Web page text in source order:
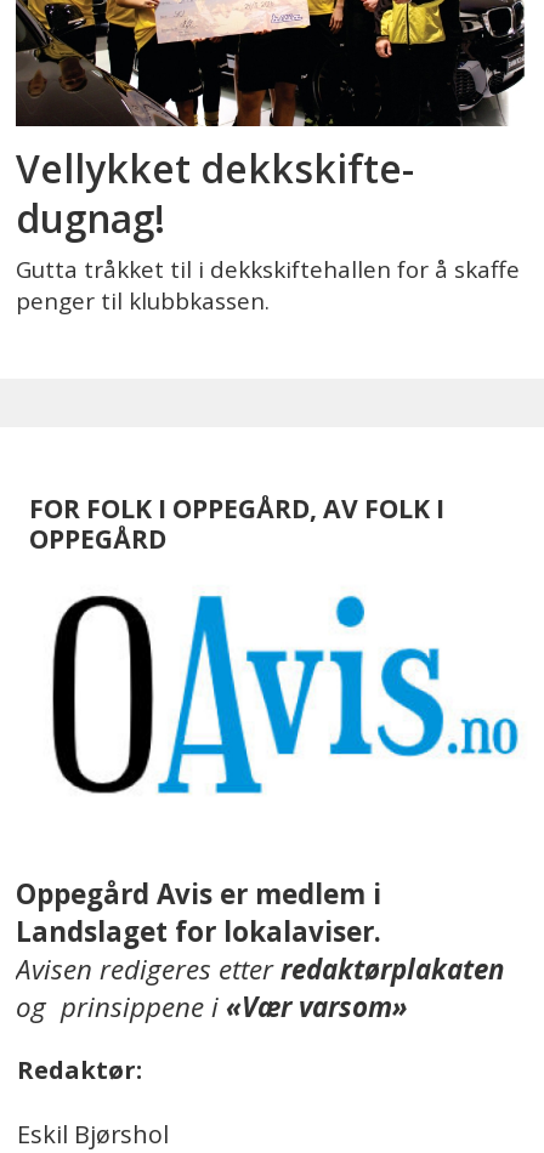
Vellykket dekkskifte-
dugnag!
Gutta tråkket til i dekkskiftehallen for å skaffe
penger til klubbkassen.
FOR FOLK I OPPEGÅRD, AV FOLK I
OPPEGÅRD
Oppegård Avis er medlem i
Landslaget for lokalaviser.
Avisen redigeres etterredaktørplakaten
og prinsippene i«Vær varsom»
Redaktør:
Eskil Bjørshol